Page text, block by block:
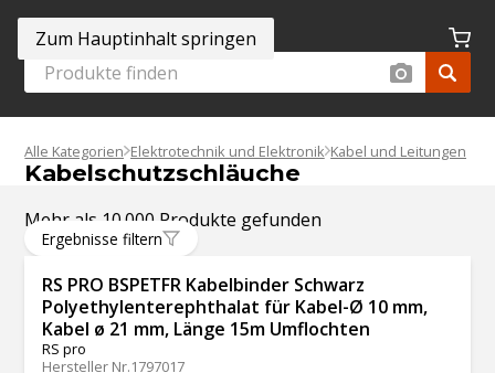
Zum Hauptinhalt springen
Alle Kategorien Elektrotechnik und Elektronik Kabel und Leitungen
Kabelschutzschläuche
Mehr als 10.000 Produkte gefunden
Ergebnisse filtern
RS PRO BSPETFR Kabelbinder Schwarz
Polyethylenterephthalat für Kabel-Ø 10 mm,
Kabel ø 21 mm, Länge 15m Umflochten
RS pro
Hersteller Nr.1797017